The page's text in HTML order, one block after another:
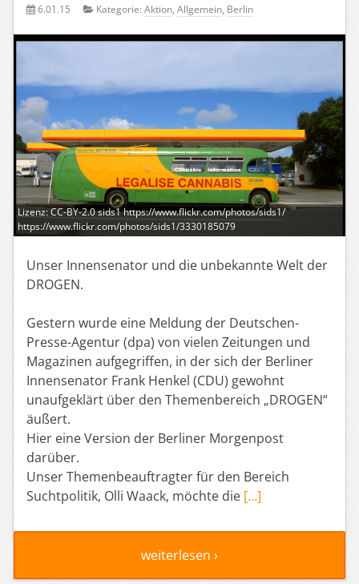
6.01.15 Kategorie: Aktion, Allgemein, Berlin
Lizenz: CC-BY-2.0 sids1 https://www.flickr.com/photos/sids1/
https://www.flickr.com/photos/sids1/3330185079
Unser Innensenator und die unbekannte Welt der
DROGEN.
Gestern wurde eine Meldung der Deutschen-
Presse-Agentur (dpa) von vielen Zeitungen und
Magazinen aufgegriffen, in der sich der Berliner
Innensenator Frank Henkel (CDU) gewohnt
unaufgeklärt über den Themenbereich „DROGEN“
äußert.
Hier eine Version der Berliner Morgenpost
darüber.
Unser Themenbeauftragter für den Bereich
Suchtpolitik, Olli Waack, möchte die […]
weiterlesen ›